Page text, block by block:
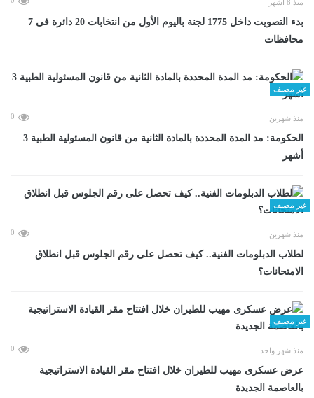
منذ 8 أشهر
بدء التصويت داخل 1775 لجنة باليوم الأول من انتخابات 20 دائرة فى 7
محافظات
غير مصنف
منذ شهرين 0
الحكومة: مد المدة المحددة بالمادة الثانية من قانون المسئولية الطبية 3
أشهر
غير مصنف
منذ شهرين 0
لطلاب الدبلومات الفنية.. كيف تحصل على رقم الجلوس قبل انطلاق
الامتحانات؟
غير مصنف
منذ شهر واحد 0
عرض عسكرى مهيب للطيران خلال افتتاح مقر القيادة الاستراتيجية
بالعاصمة الجديدة